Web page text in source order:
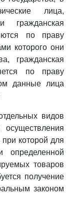
лица,
гражданская
по праву
которого они
гражданская
по праву
данные лица
видов
которой для
определенной
товаров
получение
законом